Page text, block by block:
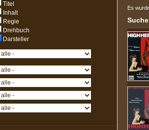
Titel
Inhalt
Regie
Drehbuch
Darsteller
Es